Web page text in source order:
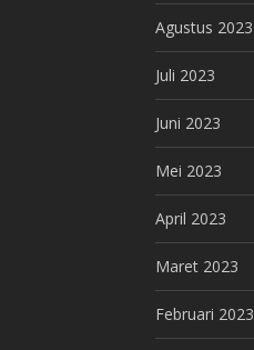
Agustus 2023
Juli 2023
Juni 2023
Mei 2023
April 2023
Maret 2023
Februari 2023